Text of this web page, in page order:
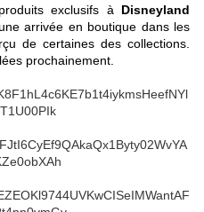
exclusifs à Disneyland
arrivée en boutique dans les
de certaines des collections.
prochainement.